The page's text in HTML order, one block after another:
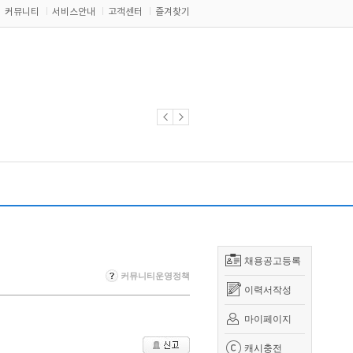
커뮤니티 서비스안내 고객센터 즐겨찾기
채용공고등록
이력서작성
마이페이지
캐시충전
커뮤니티운영정책